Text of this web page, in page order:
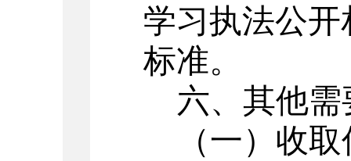
学习执法公
标准。
六、其他
（一）收